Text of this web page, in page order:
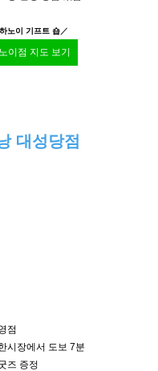
하노이 기프트 숍／
이점 지도 보기
대성당점
점
시장에서 도보 7분
즈 증정